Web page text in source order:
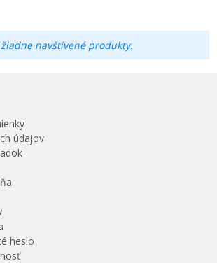
navštívené produkty.
údajov
heslo